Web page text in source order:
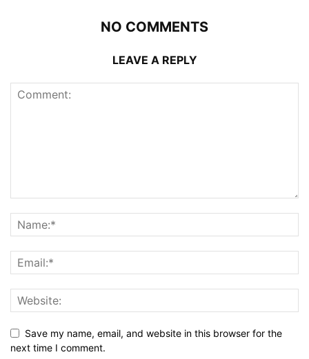
NO COMMENTS
LEAVE A REPLY
Save my name, email, and website in this browser for the
next time I comment.